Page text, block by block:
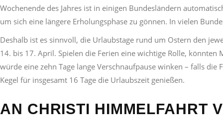
Wochenende des Jahres ist in einigen Bundesländern
um sich eine längere Erholungsphase zu gönnen. In vielen
Deshalb ist es sinnvoll, die Urlaubstage rund um Ostern den
14. bis 17. April. Spielen die Ferien eine wichtige Rolle,
würde eine zehn Tage lange Verschnaufpause winken – falls
Kegel für insgesamt 16 Tage die Urlaubszeit genießen.
AN CHRISTI HIMMELFAHRT